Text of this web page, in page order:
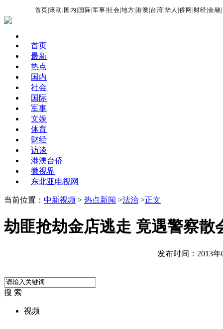
首页 |滚动 国内 国际 |军事 |社会 |地方 |港澳 台湾 |华人 |侨网 财经 |金融 |
首页
最新
热点
国内
社会
国际
军事
文娱
体育
财经
访谈
港澳台侨
微视界
东北亚电视网
当前位置： 中新视频 > 热点新闻 >法治 >正文
劫匪抢劫金店逃走 竟遇警察散
发布时间：2013年
搜 索
视频